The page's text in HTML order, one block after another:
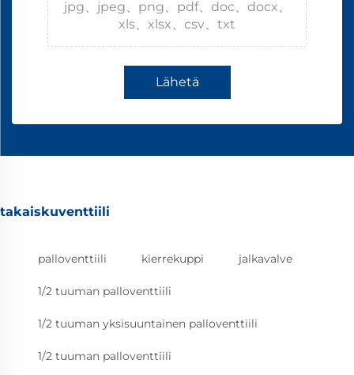
jpg、jpeg、png、pdf、doc、docx、
xls、xlsx、csv、txt
Lähetä
takaiskuventtiili
palloventtiili kierrekuppi jalkavalve
1/2 tuuman palloventtiili
1/2 tuuman yksisuuntainen palloventtiili
1/2 tuuman palloventtiili